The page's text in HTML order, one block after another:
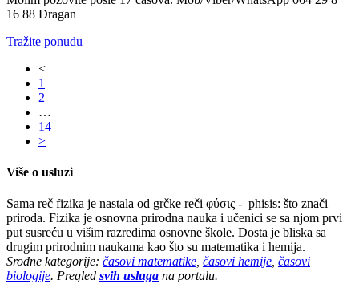
16 88 Dragan
Tražite ponudu
<
1
2
…
14
>
Više o usluzi
Sama reč fizika je nastala od grčke reči φύσις - phisis: što znači
priroda. Fizika je osnovna prirodna nauka i učenici se sa njom prvi
put susreću u višim razredima osnovne škole. Dosta je bliska sa
drugim prirodnim naukama kao što su matematika i hemija.
Srodne kategorije: časovi matematike časovi hemije časovi
biologije. Pregled svih usluga na portalu.